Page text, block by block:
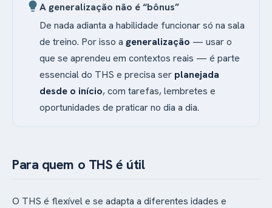
lightbulbA generalização não é “bônus”
De nada adianta a habilidade funcionar só na sala
de treino. Por isso a generalização — usar o
que se aprendeu em contextos reais — é parte
essencial do THS e precisa ser planejada
desde o início, com tarefas, lembretes e
oportunidades de praticar no dia a dia.
Para quem o THS é útil
O THS é flexível e se adapta a diferentes idades e